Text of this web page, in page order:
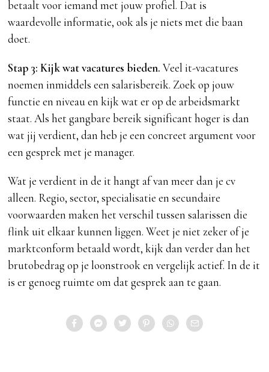
betaalt voor iemand met jouw profiel. Dat is
waardevolle informatie, ook als je niets met die baan
doet.
Stap 3: Kijk wat vacatures bieden. Veel it-vacatures
noemen inmiddels een salarisbereik. Zoek op jouw
functie en niveau en kijk wat er op de arbeidsmarkt
staat. Als het gangbare bereik significant hoger is dan
wat jij verdient, dan heb je een concreet argument voor
een gesprek met je manager.
Wat je verdient in de it hangt af van meer dan je cv
alleen. Regio, sector, specialisatie en secundaire
voorwaarden maken het verschil tussen salarissen die
flink uit elkaar kunnen liggen. Weet je niet zeker of je
marktconform betaald wordt, kijk dan verder dan het
brutobedrag op je loonstrook en vergelijk actief. In de it
is er genoeg ruimte om dat gesprek aan te gaan.